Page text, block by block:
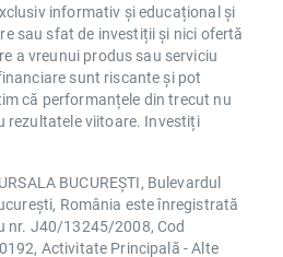
informativ și educațional și
sau sfat de investiții și nici ofertă
a vreunui produs sau serviciu
sunt riscante și pot
că performanțele din trecut nu
rezultatele viitoare. Investiți
BUCUREȘTI, Bulevardul
România este înregistrată
nr. J40/13245/2008, Cod
Activitate Principală - Alte